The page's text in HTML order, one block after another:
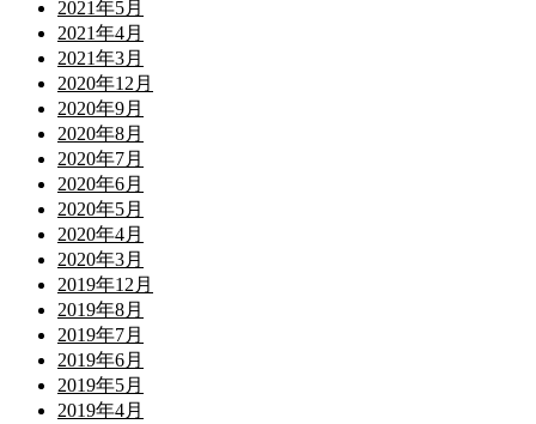
2021年5月
2021年4月
2021年3月
2020年12月
2020年9月
2020年8月
2020年7月
2020年6月
2020年5月
2020年4月
2020年3月
2019年12月
2019年8月
2019年7月
2019年6月
2019年5月
2019年4月